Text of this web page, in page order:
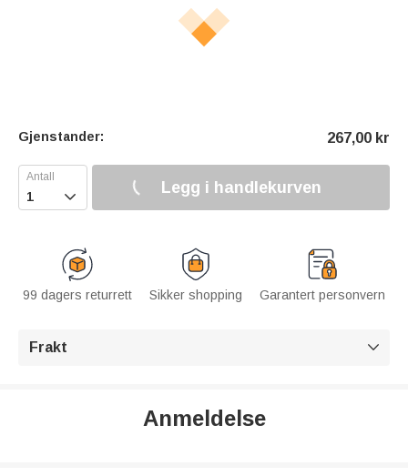
Gjenstander: 267,00 kr
 Legg i handlekurven
99 dagers returrett Sikker shopping Garantert personvern
Frakt 
Anmeldelse